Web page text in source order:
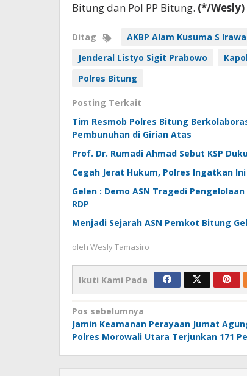
Bitung dan Pol PP Bitung. (*/Wesly)
Ditag AKBP Alam Kusuma S
Jenderal Listyo Sigit Prabowo
Polres Bitung
Posting Terkait
Tim Resmob Polres Bitung
Pembunuhan di Girian Atas
Prof. Dr. Rumadi Ahmad Sebut KSP
Cegah Jerat Hukum, Polres Ingatkan
Gelen : Demo ASN Tragedi
RDP
Menjadi Sejarah ASN Pemkot Bitung
oleh Wesly Tamasiro
Ikuti Kami Pada
Navigasi
pos
Pos sebelumnya
Jamin Keamanan Perayaan Jumat
Polres Morowali Utara Terjunkan 171